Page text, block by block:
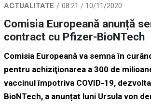
ACTUALITATE 08:21 / 10/11/2020
Comisia Europeană anunță
contract cu Pfizer-BioNTech
Comisia Europeană va semna în
pentru achiziţionarea a 300 de
vaccinul împotriva COVID-19,
BioNTech, a anunțat luni Ursula von